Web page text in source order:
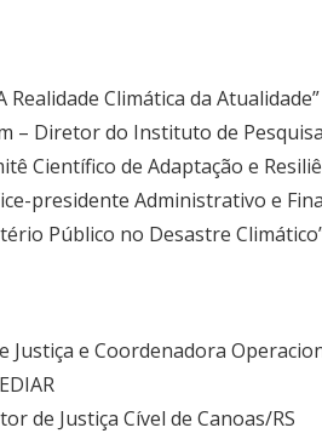
Climática da Atualidade”
– Diretor do Instituto de
Científico de Adaptação e
presidente Administrativo e
Público no Desastre
e Coordenadora
de Justiça Cível de Canoas/RS